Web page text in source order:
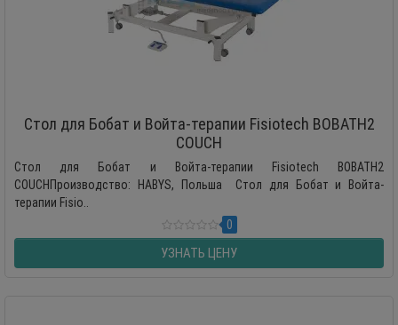
Стол для Бобат и Войта-терапии Fisiotech BOBATH2
COUCH
Стол для Бобат и Войта-терапии Fisiotech BOBATH2
COUCHПроизводство: HABYS, Польша Стол для Бобат и Войта-
терапии Fisio..
0
УЗНАТЬ ЦЕНУ